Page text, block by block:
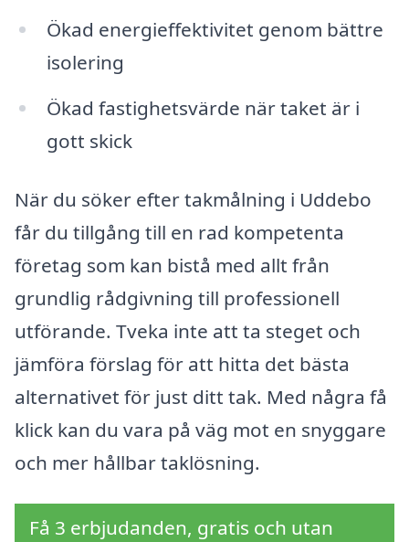
Ökad energieffektivitet genom bättre
isolering
Ökad fastighetsvärde när taket är i
gott skick
När du söker efter takmålning i Uddebo
får du tillgång till en rad kompetenta
företag som kan bistå med allt från
grundlig rådgivning till professionell
utförande. Tveka inte att ta steget och
jämföra förslag för att hitta det bästa
alternativet för just ditt tak. Med några få
klick kan du vara på väg mot en snyggare
och mer hållbar taklösning.
Få 3 erbjudanden, gratis och utan